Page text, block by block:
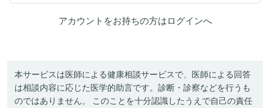
アカウントをお持ちの方はログインへ
本サービスは医師による健康相談サービスで、医師による回答
は相談内容に応じた医学的助言です。診断・診察などを行うも
のではありません。 このことを十分認識したうえで自己の責任